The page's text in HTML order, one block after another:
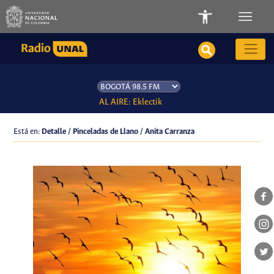
AL AIRE: Eklectik
Está en: Detalle / Pinceladas de Llano / Anita Carranza